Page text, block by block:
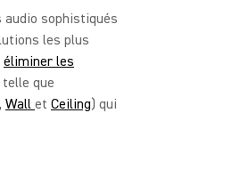
sophistiqués
les plus
éliminer les
que
, Wall et Ceiling) qui